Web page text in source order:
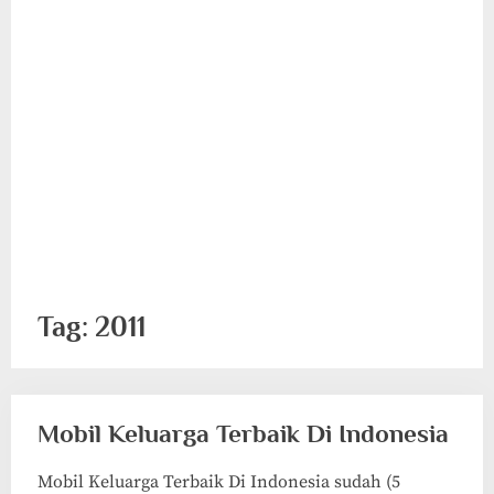
Tag: 2011
Mobil Keluarga Terbaik Di Indonesia
Mobil Keluarga Terbaik Di Indonesia sudah (5